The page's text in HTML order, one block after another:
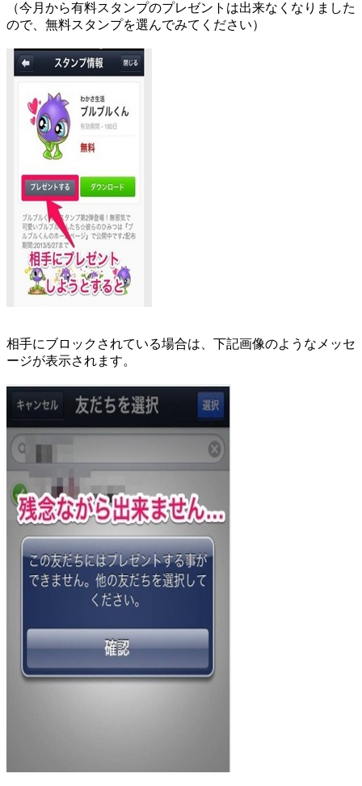
（今月から有料スタンプのプレゼントは出来なくなりました
ので、無料スタンプを選んでみてください）
相手にブロックされている場合は、下記画像のようなメッセ
ージが表示されます。